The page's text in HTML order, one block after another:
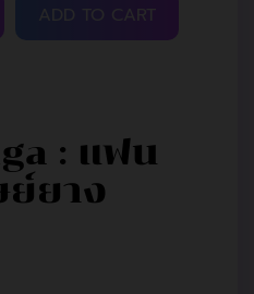
ADD TO CART
: แฟน
ยาง